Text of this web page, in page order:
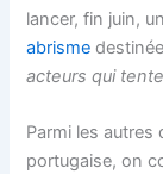
lancer, fin juin,
abrisme
acteurs qui
Parmi les
portugaise, on